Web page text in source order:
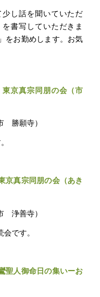
し話を聞いていただ
書写していただきま
をお勤めします。お気
東京真宗同朋の会（市
勝願寺）
京真宗同朋の会（あき
浄善寺）
です。
聖人御命日の集いーお